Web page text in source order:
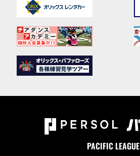
PACIFIC LEAGUE